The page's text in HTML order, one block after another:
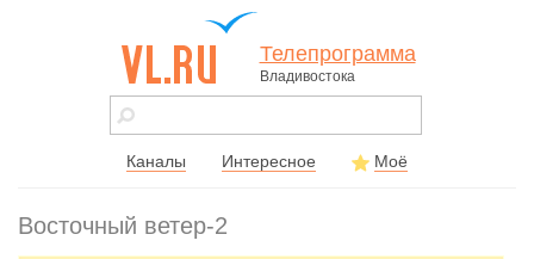
vl.ru - сайт
города
Телепрограмма
Владивостока
Каналы Интересное Моё
Восточный ветер-2